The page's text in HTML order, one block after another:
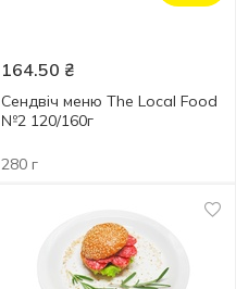
164.50 ₴
Сендвіч меню The Local Food
№2 120/160г
280 г